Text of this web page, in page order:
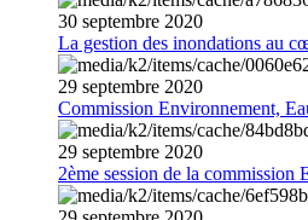
30 septembre 2020
La gestion des inondations au
29 septembre 2020
Commission Environnement,
29 septembre 2020
2ème session de la